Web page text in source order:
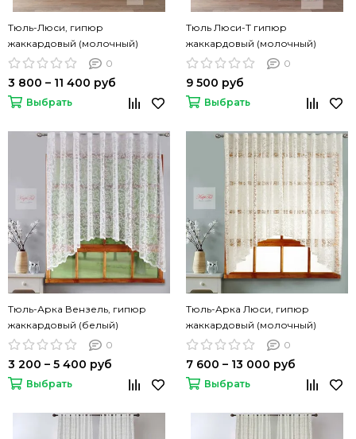
Тюль-Люси, гипюр
жаккардовый (молочный)
0
3 800 – 11 400 руб
Выбрать
Тюль Люси-Т гипюр
жаккардовый (молочный)
0
9 500 руб
Выбрать
Тюль-Арка Вензель, гипюр
жаккардовый (белый)
0
3 200 – 5 400 руб
Выбрать
Тюль-Арка Люси, гипюр
жаккардовый (молочный)
0
7 600 – 13 000 руб
Выбрать